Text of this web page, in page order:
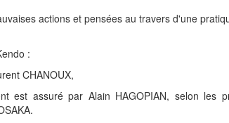
actions et pensées au travers d'une
:
CHANOUX,
est assuré par Alain HAGOPIAN, selon les